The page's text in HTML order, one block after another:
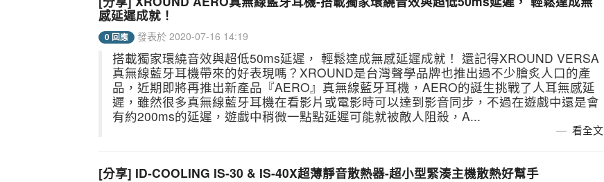
感延遲成就！
0 回應 發表於 2020-07-16 14:19
搭載獨家環繞音效與超低50ms延遲， 輕鬆達成無感延遲成就！ 還記得XROUND VERSA
真無線藍牙耳機帶來的好表現嗎？XROUND是台灣聲學品牌也推出過不少膾炙人口的產
品，近期即將再推出新產品『AERO』真無線藍牙耳機，AERO的誕生挑戰了人耳無感延
遲，雖然很多真無線藍牙耳機在看影片或電影時可以達到影音同步，不過在遊戲中還是會
有約200ms的延遲，遊戲中稍微一點點延遲可能就被敵人阻殺，A...
看全文
[分享] ID-COOLING IS-30 & IS-40X超薄靜音散熱器-超小型緊湊主機散熱好幫手